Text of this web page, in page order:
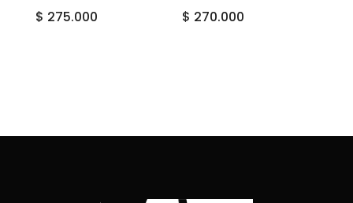
$ 275.000
$ 270.000